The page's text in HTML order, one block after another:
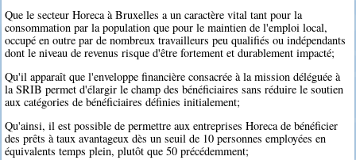
Que le secteur Horeca à Bruxelles a un caractère vital tant pour la
consommation par la population que pour le maintien de l'emploi local,
occupé en outre par de nombreux travailleurs peu qualifiés ou indépendants
dont le niveau de revenus risque d'être fortement et durablement impacté;
Qu'il apparaît que l'enveloppe financière consacrée à la mission déléguée à
la SRIB permet d'élargir le champ des bénéficiaires sans réduire le soutien
aux catégories de bénéficiaires définies initialement;
Qu'ainsi, il est possible de permettre aux entreprises Horeca de bénéficier
des prêts à taux avantageux dès un seuil de 10 personnes employées en
équivalents temps plein, plutôt que 50 précédemment;